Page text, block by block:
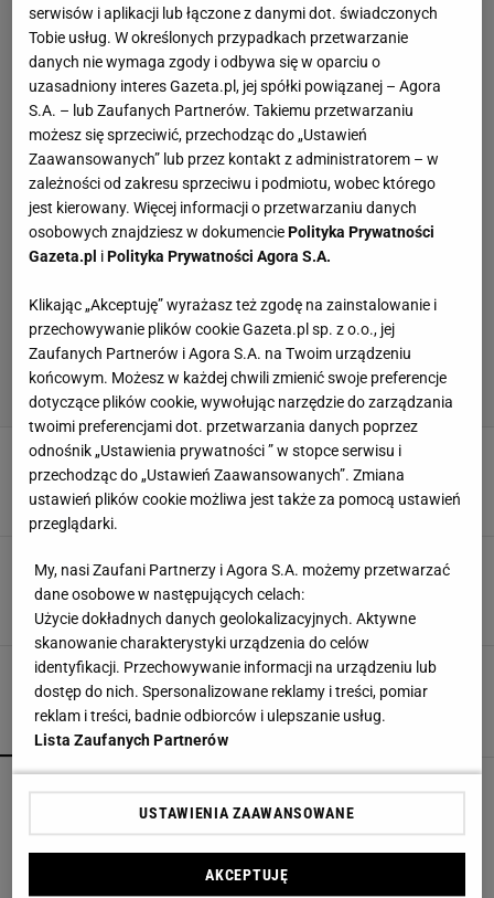
Ten sprytny sprzęt zastąpi właściwie całą
kuchnię. Multicookery coraz popularniejsze
ARANŻACJE WNĘTRZ DESIGN KUCHNIA MULTICOOKER
Multicooker - wielofunkcyjne urządzenie. Czy
warto go mieć?
AGD KUCHNIA MULTICOOKER SPRZĘTY AGD
POPULARNE
niezastąpione w letniej i jesiennej kuchni
Vintage gramofony wracają do łask. Polacy na
serwisów i aplikacji lub łączone z danymi dot. świadczonych
Tobie usług. W określonych przypadkach przetwarzanie
danych nie wymaga zgody i odbywa się w oparciu o
uzasadniony interes Gazeta.pl, jej spółki powiązanej – Agora
S.A. – lub Zaufanych Partnerów. Takiemu przetwarzaniu
możesz się sprzeciwić, przechodząc do „Ustawień
Zaawansowanych” lub przez kontakt z administratorem – w
zależności od zakresu sprzeciwu i podmiotu, wobec którego
jest kierowany. Więcej informacji o przetwarzaniu danych
osobowych znajdziesz w dokumencie Polityka Prywatności
Gazeta.pl i Polityka Prywatności Agora S.A.
Klikając „Akceptuję” wyrażasz też zgodę na zainstalowanie i
przechowywanie plików cookie Gazeta.pl sp. z o.o., jej
Zaufanych Partnerów i Agora S.A. na Twoim urządzeniu
końcowym. Możesz w każdej chwili zmienić swoje preferencje
dotyczące plików cookie, wywołując narzędzie do zarządzania
twoimi preferencjami dot. przetwarzania danych poprzez
odnośnik „Ustawienia prywatności ” w stopce serwisu i
przechodząc do „Ustawień Zaawansowanych”. Zmiana
ustawień plików cookie możliwa jest także za pomocą ustawień
przeglądarki.
My, nasi Zaufani Partnerzy i Agora S.A. możemy przetwarzać
dane osobowe w następujących celach:
Użycie dokładnych danych geolokalizacyjnych. Aktywne
skanowanie charakterystyki urządzenia do celów
identyfikacji. Przechowywanie informacji na urządzeniu lub
dostęp do nich. Spersonalizowane reklamy i treści, pomiar
reklam i treści, badnie odbiorców i ulepszanie usług.
Lista Zaufanych Partnerów
USTAWIENIA ZAAWANSOWANE
AKCEPTUJĘ